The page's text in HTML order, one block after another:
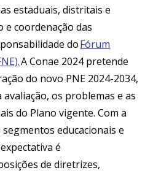
estaduais, distritais e
e coordenação das
doFórum
A Conae 2024 pretende
do novo PNE 2024-2034,
os problemas e as
do Plano vigente. Com a
educacionais e
é
de diretrizes,